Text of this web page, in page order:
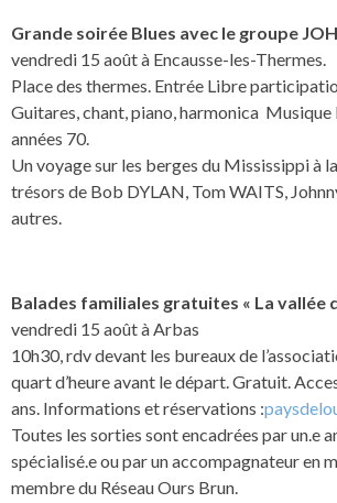
Grande soirée Blues avec le groupe
vendredi 15 août à Encausse-les-Thermes.
Place des thermes. Entrée Libre
Guitares, chant, piano, harmonica
années 70.
Un voyage sur les berges du Mississippi à
trésors de Bob DYLAN, Tom WAITS,
autres.
Balades familiales gratuites « La vallée
vendredi 15 août à Arbas
10h30, rdv devant les bureaux de
quart d’heure avant le départ. Gratuit.
ans. Informations et réservations :
Toutes les sorties sont encadrées par un.e
spécialisé.e ou par un accompagnateur en
membre du Réseau Ours Brun.